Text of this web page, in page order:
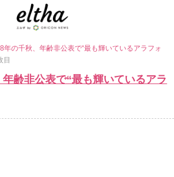
年の千秋、年齢非公表で“最も輝いているアラフォ
目
齢非公表で“最も輝いているアラ